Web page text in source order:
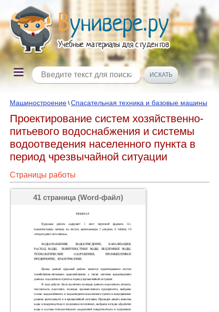
Машиностроение \Спасательная техника и базовые машины
Проектирование систем хозяйственно-
питьевого водоснабжения и системы
водоотведения населенного пункта в
период чрезвычайной ситуации
Страницы работы
41 страница (Word-файл)